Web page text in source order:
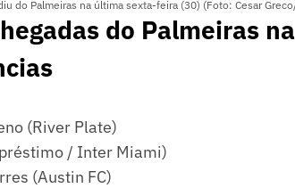
do Palmeiras na última sexta-feira (30) (Foto: Cesar
do Palmeiras
(River Plate)
/ Inter Miami)
(Austin FC)